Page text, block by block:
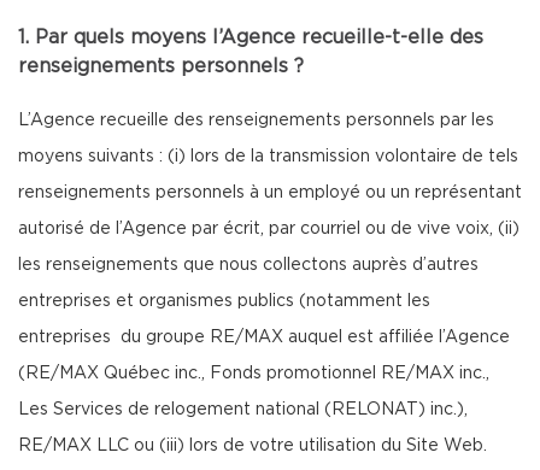
1. Par quels moyens l’Agence recueille-t-elle des
renseignements personnels ?
L’Agence recueille des renseignements personnels par les
moyens suivants : (i) lors de la transmission volontaire de tels
renseignements personnels à un employé ou un représentant
autorisé de l’Agence par écrit, par courriel ou de vive voix, (ii)
les renseignements que nous collectons auprès d’autres
entreprises et organismes publics (notamment les
entreprises du groupe RE/MAX auquel est affiliée l’Agence
(RE/MAX Québec inc., Fonds promotionnel RE/MAX inc.,
Les Services de relogement national (RELONAT) inc.),
RE/MAX LLC ou (iii) lors de votre utilisation du Site Web.